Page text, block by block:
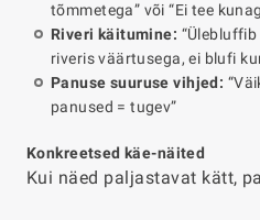
tõmmetega” või “Ei tee
Riveri käitumine:
riveris väärtusega, ei blufi
Panuse suuruse vihjed:
panused = tugev”
Konkreetsed käe-näited
Kui näed paljastavat kätt,